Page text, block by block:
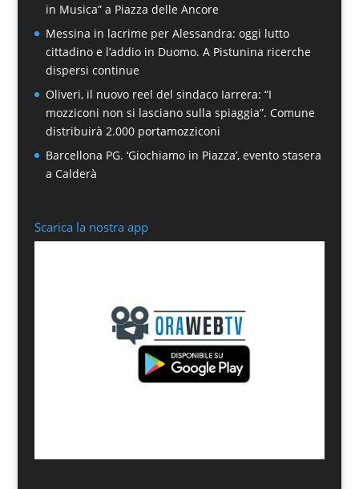
in Musica” a Piazza delle Ancore
Messina in lacrime per Alessandra: oggi lutto
cittadino e l’addio in Duomo. A Pistunina ricerche
dispersi continue
Oliveri, il nuovo reel del sindaco Iarrera: “I
mozziconi non si lasciano sulla spiaggia”. Comune
distribuirà 2.000 portamozziconi
Barcellona PG. ‘Giochiamo in Piazza’, evento stasera
a Calderà
Scarica la nostra app